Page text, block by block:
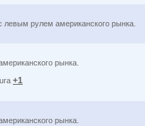
левым рулем американского рынка.
рынка.
+1
рынка.